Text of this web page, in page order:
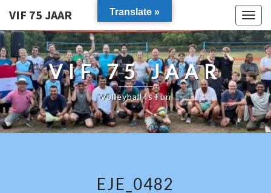
VIF 75 JAAR
VIF 75 JAAR
Volleyball Is Fun
EJE_0482
Translate »